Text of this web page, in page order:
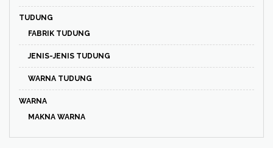
TUDUNG
FABRIK TUDUNG
JENIS-JENIS TUDUNG
WARNA TUDUNG
WARNA
MAKNA WARNA